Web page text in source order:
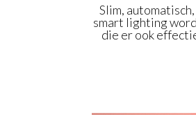
Slim,
smart lighting
die er ook